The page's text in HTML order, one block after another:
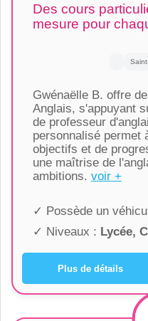
Des cours
mesure pour
Gwénaëlle B. offre
Anglais, s'appuyant
de professeur
personnalisé permet
objectifs et de
une maîtrise de
ambitions. voir +
✓ Possède un
✓ Niveaux : Lycée,
Plus de détails